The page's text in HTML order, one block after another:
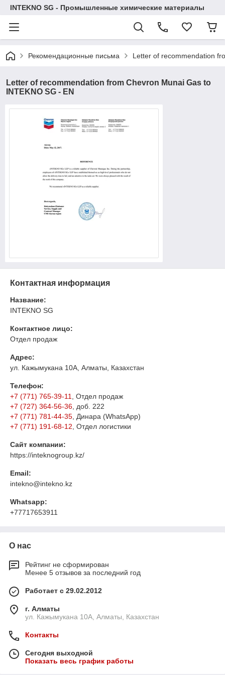
INTEKNO SG - Промышленные химические материалы
Рекомендационные письма Letter of recommendation
Letter of recommendation from Chevron Munai Gas to
INTEKNO SG - EN
Контактная информация
Название:
INTEKNO SG
Контактное лицо:
Отдел продаж
Адрес:
ул. Кажымукана 10А, Алматы, Казахстан
Телефон:
+7 (771) 765-39-11
, Отдел продаж
+7 (727) 364-56-36 , доб. 222
+7 (771) 781-44-35 , Динара (WhatsApp)
+7 (771) 191-68-12 , Отдел логистики
Сайт компании:
https://inteknogroup.kz/
Email:
intekno@intekno.kz
Whatsapp:
+77717653911
О нас
Рейтинг не сформирован
Менее 5 отзывов за последний год
Работает с 29.02.2012
г. Алматы
ул. Кажымукана 10А, Алматы, Казахстан
Контакты
Сегодня выходной
Показать весь график работы